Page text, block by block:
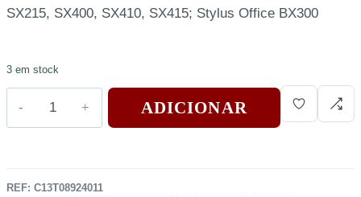
SX215, SX400, SX410, SX415; Stylus Office BX300
3 em stock
ADICIONAR
REF: C13T08924011